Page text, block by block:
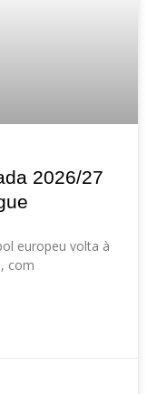
2026/27
europeu volta à
com